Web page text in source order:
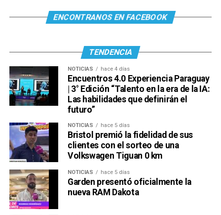
ENCONTRANOS EN FACEBOOK
TENDENCIA
NOTICIAS hace 4 días
Encuentros 4.0 Experiencia Paraguay
| 3° Edición “Talento en la era de la IA:
Las habilidades que definirán el
futuro”
NOTICIAS hace 5 días
Bristol premió la fidelidad de sus
clientes con el sorteo de una
Volkswagen Tiguan 0 km
NOTICIAS hace 5 días
Garden presentó oficialmente la
nueva RAM Dakota